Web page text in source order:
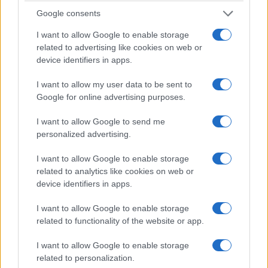
Google consents
I want to allow Google to enable storage
related to advertising like cookies on web or
device identifiers in apps.
I want to allow my user data to be sent to
Google for online advertising purposes.
I want to allow Google to send me
personalized advertising.
I want to allow Google to enable storage
related to analytics like cookies on web or
device identifiers in apps.
I want to allow Google to enable storage
related to functionality of the website or app.
I want to allow Google to enable storage
related to personalization.
5 Αυγούστου 2026, 9:00 μμ
Γνωρίστε τους
Πρωταθλητές του ΓΑΣ
Εορδαίας: Κατερίνα
5 Αυγούστου 2026, 8:02 μμ
του super market
ΕΔΕΜ στην
Συμφέρει… λόγω
τιμής!
5 Αυγούστου 2026, 7:38 μμ